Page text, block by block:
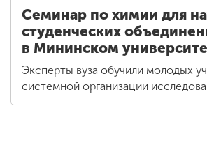
Семинар по химии для
студенческих
в Мининском
Эксперты вуза обучили молодых
системной организации